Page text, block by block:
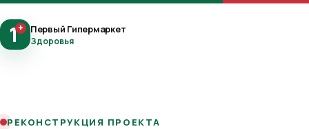
1+ Первый Гипермаркет
Здоровья
РЕКОНСТРУКЦИЯ ПРОЕКТА